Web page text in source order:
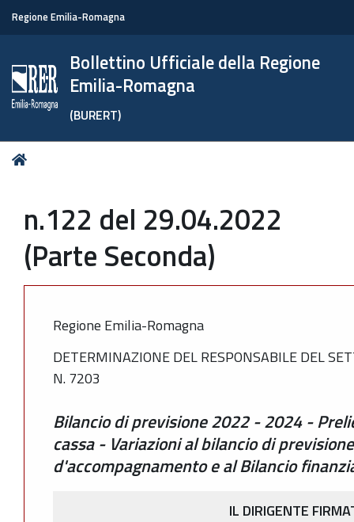
Regione Emilia-Romagna
Bollettino Ufficiale della Regione
Emilia-Romagna
(BURERT)
Tu
n.122 del 29.04.2022
(Parte Seconda)
Regione Emilia-Romagna
DETERMINAZIONE DEL RESPONSABILE DEL
N. 7203
Bilancio di previsione 2022 - 2024 -
cassa - Variazioni al bilancio di
d'accompagnamento e al Bilancio
IL DIRIGENTE